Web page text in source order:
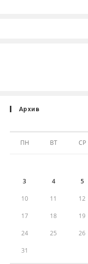
Архив
ПН ВТ СР
3 4 5
10 11 12
17 18 19
24 25 26
31